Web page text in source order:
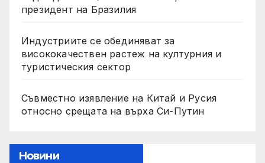
президент на Бразилия
Индустриите се обединяват за
висококачествен растеж на културния и
туристическия сектор
Съвместно изявление на Китай и Русия
относно срещата на върха Си-Путин
Новини